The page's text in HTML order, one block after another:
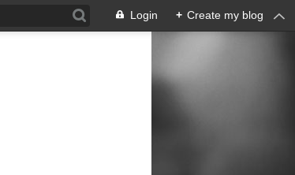
Login + Create my blog